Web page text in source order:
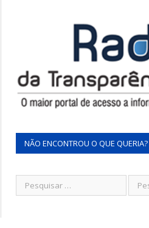
NÃO ENCONTROU O QUE QUERIA?